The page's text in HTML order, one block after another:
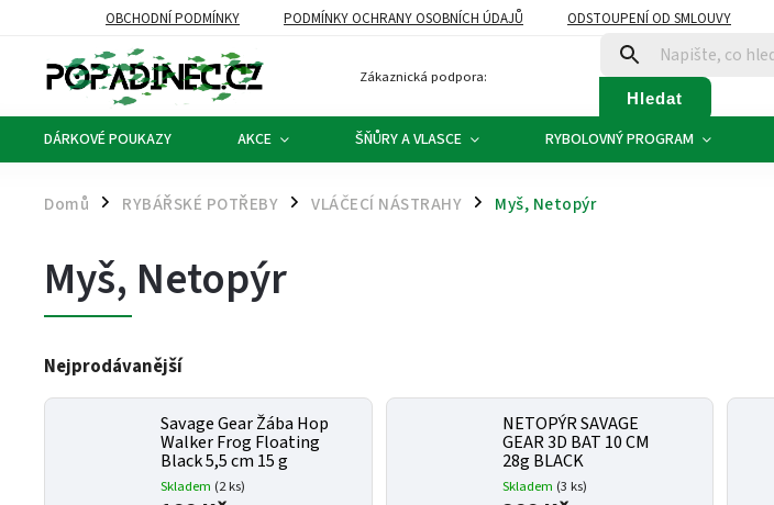
OBCHODNÍ PODMÍNKY PODMÍNKY OCHRANY OSOBNÍCH ÚDAJŮ ODSTOUPENÍ OD SMLOUVY
Zákaznická podpora:
Hledat
DÁRKOVÉ POUKAZY AKCE ŠŇŮRY A VLASCE RYBOLOVNÝ PROGRAM
Domů / RYBÁŘSKÉ POTŘEBY / VLÁČECÍ NÁSTRAHY / Myš, Netopýr
Myš, Netopýr
Nejprodávanější
Savage Gear Žába Hop
Walker Frog Floating
Black 5,5 cm 15 g
Skladem (2 ks)
NETOPÝR SAVAGE
GEAR 3D BAT 10 CM
28g BLACK
Skladem (3 ks)